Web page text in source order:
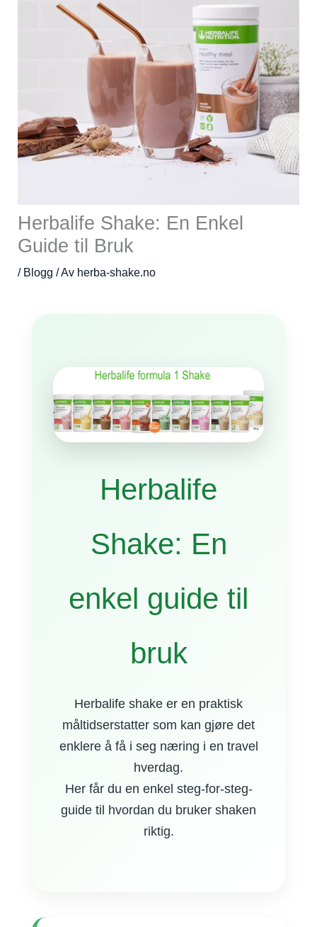
Herbalife Shake: En Enkel
Guide til Bruk
/ Blogg / Av herba-shake.no
Herbalife
Shake: En
enkel guide til
bruk
Herbalife shake er en praktisk
måltidserstatter som kan gjøre det
enklere å få i seg næring i en travel
hverdag.
Her får du en enkel steg-for-steg-
guide til hvordan du bruker shaken
riktig.